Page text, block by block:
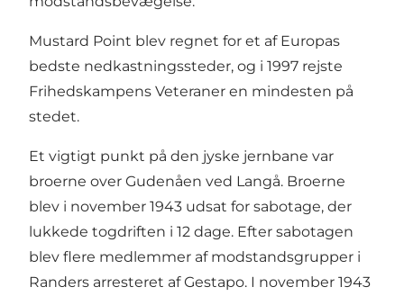
Mustard Point blev regnet for et af Europas
bedste nedkastningssteder, og i 1997 rejste
Frihedskampens Veteraner en mindesten på
stedet.
Et vigtigt punkt på den jyske jernbane var
broerne over Gudenåen ved Langå. Broerne
blev i november 1943 udsat for sabotage, der
lukkede togdriften i 12 dage. Efter sabotagen
blev flere medlemmer af modstandsgrupper i
Randers arresteret af Gestapo. I november 1943